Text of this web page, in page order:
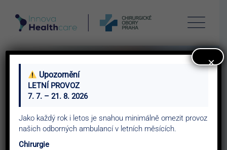
Make Appointments
02
Upozornění
LETNÍ PROVOZ
7. 7. – 21. 8. 2026
Jako každý rok i letos je snahou minimálně omezit provoz
našich odborných ambulancí v letních měsících.
Chirurgie
×